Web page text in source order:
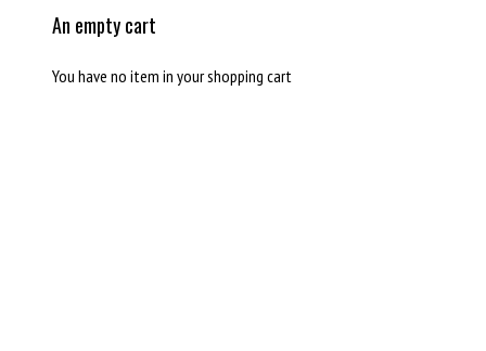
An empty cart
You have no item in your shopping cart